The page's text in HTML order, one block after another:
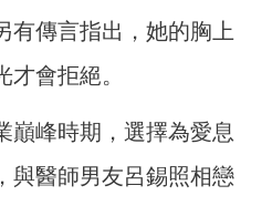
有傳言指出，她的胸上
會拒絕。
巔峰時期，選擇為愛息
與醫師男友呂錫照相戀